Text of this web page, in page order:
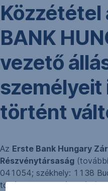
Közzététel
BANK
vezető
személyeit
történt
Az Erste Bank Hungary
Részvénytársaság
041054; székhely: 1138
továbbiakban: „Társaság”)